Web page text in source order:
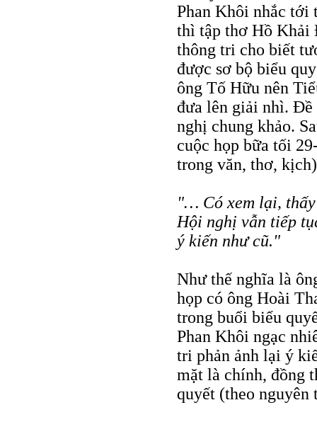
Phan Khôi nhắc tới
thì tập thơ Hồ Khải
thông tri cho biết
được sơ bộ biểu
ông Tố Hữu nên
đưa lên giải nhì. Đề
nghị chung khảo.
cuộc họp bữa tối
trong văn, thơ,
"… Có xem lại,
Hội nghị vẫn tiếp
ý kiến như cũ."
Như thế nghĩa là
họp có ông Hoài
trong buổi biểu
Phan Khôi ngạc
tri phản ảnh lại ý
mặt là chính, đồng
quyết (theo nguyên